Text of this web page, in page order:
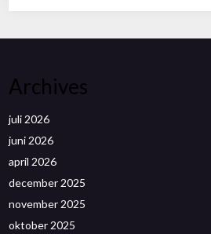
Archives
juli 2026
juni 2026
april 2026
december 2025
november 2025
oktober 2025